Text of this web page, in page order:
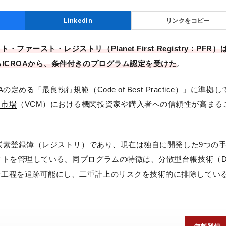
LinkedIn リンクをコピー
・ファースト・レジストリ（Planet First Registry：PFR）
から、条件付きのプログラム認定を受けた。
定める「最良執行規範（Code of Best Practice）」に準拠し
場 （VCM）における機関投資家や購入者への信頼性が高まる
登録簿（レジストリ）であり、現在は独自に開発した9つの
を管理している。同プログラムの特徴は、分散型台帳技術（
程を追跡可能にし、二重計上のリスクを技術的に排除してい